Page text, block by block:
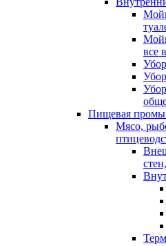
все
Пищевая
Мясо,